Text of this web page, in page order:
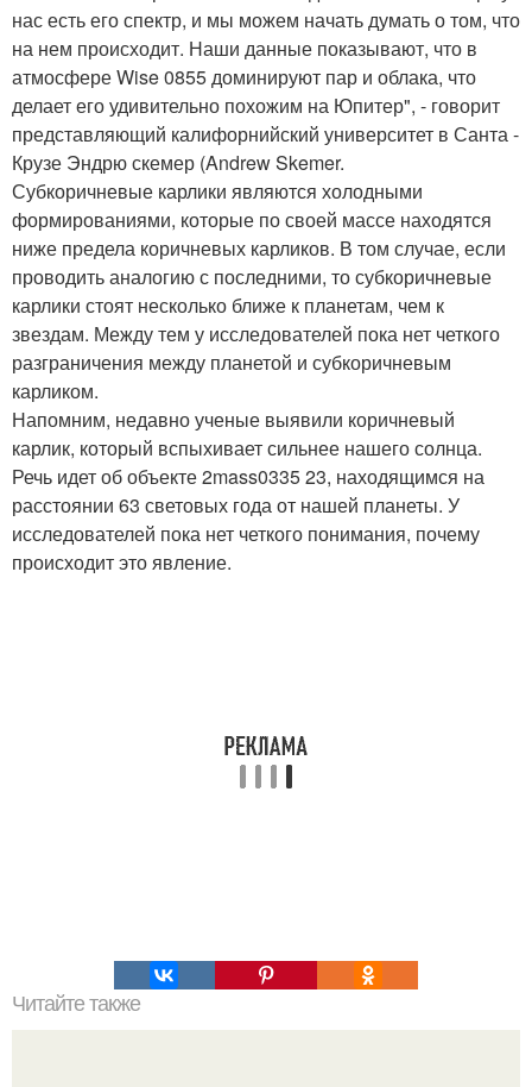
нас есть его спектр, и мы можем начать думать о том, что
на нем происходит. Наши данные показывают, что в
атмосфере Wise 0855 доминируют пар и облака, что
делает его удивительно похожим на Юпитер", - говорит
представляющий калифорнийский университет в Санта -
Крузе Эндрю скемер (Andrew Skemer.
Субкоричневые карлики являются холодными
формированиями, которые по своей массе находятся
ниже предела коричневых карликов. В том случае, если
проводить аналогию с последними, то субкоричневые
карлики стоят несколько ближе к планетам, чем к
звездам. Между тем у исследователей пока нет четкого
разграничения между планетой и субкоричневым
карликом.
Напомним, недавно ученые выявили коричневый
карлик, который вспыхивает сильнее нашего солнца.
Речь идет об объекте 2mass0335 23, находящимся на
расстоянии 63 световых года от нашей планеты. У
исследователей пока нет четкого понимания, почему
происходит это явление.
Читайте также